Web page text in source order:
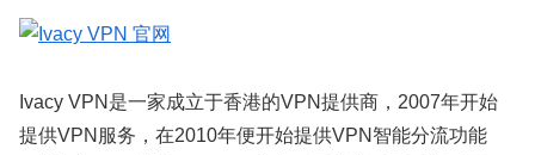
Ivacy VPN是一家成立于香港的VPN提供商，2007年开始
提供VPN服务，在2010年便开始提供VPN智能分流功能